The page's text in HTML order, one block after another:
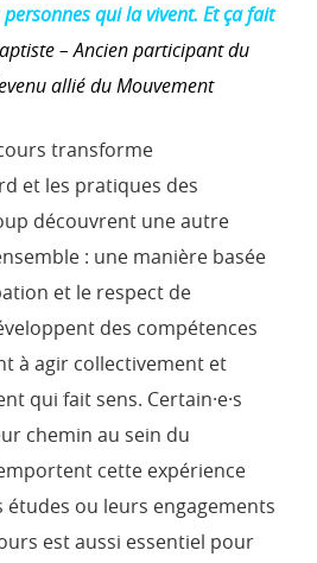
qui la vivent. Et ça fait
– Ancien participant du
allié du Mouvement
transforme
et les pratiques des
découvrent une autre
: une manière basée
et le respect de
des compétences
à agir collectivement et
qui fait sens. Certain·e·s
chemin au sein du
cette expérience
ou leurs engagements
est aussi essentiel pour